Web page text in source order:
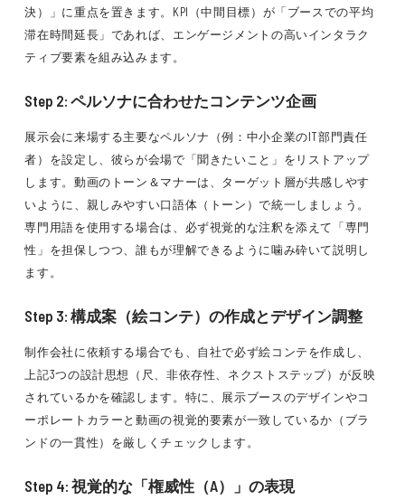
決）」に重点を置きます。KPI（中間目標）が「ブースでの平均
滞在時間延長」であれば、エンゲージメントの高いインタラク
ティブ要素を組み込みます。
Step 2: ペルソナに合わせたコンテンツ企画
展示会に来場する主要なペルソナ（例：中小企業のIT部門責任
者）を設定し、彼らが会場で「聞きたいこと」をリストアップ
します。動画のトーン＆マナーは、ターゲット層が共感しやす
いように、親しみやすい口語体（トーン）で統一しましょう。
専門用語を使用する場合は、必ず視覚的な注釈を添えて「専門
性」を担保しつつ、誰もが理解できるように噛み砕いて説明し
ます。
Step 3: 構成案（絵コンテ）の作成とデザイン調整
制作会社に依頼する場合でも、自社で必ず絵コンテを作成し、
上記3つの設計思想（尺、非依存性、ネクストステップ）が反映
されているかを確認します。特に、展示ブースのデザインやコ
ーポレートカラーと動画の視覚的要素が一致しているか（ブラ
ンドの一貫性）を厳しくチェックします。
Step 4: 視覚的な「権威性（A）」の表現